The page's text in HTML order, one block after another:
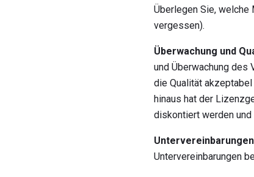
Überlegen Sie,
vergessen).
Überwachung und
und Überwachung des
die Qualität
hinaus hat der
diskontiert werden und
Untervereinbarungen